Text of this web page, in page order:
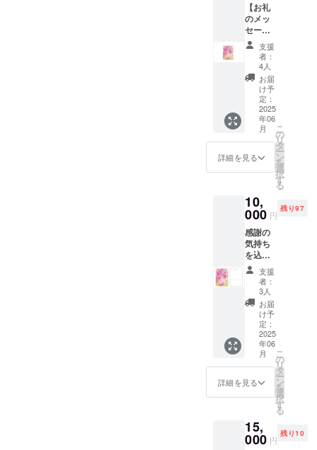
【お礼
のメッ
セー
ジ】 感
謝の気
持ちを
込め
て、
LaLuna
助産院
のロゴ
のスッ
テカー
を郵送
させて
いただ
す。５
センチ×
８セン
チ
支援
者：
4人
お届
け予
定：
2025
年06
月
詳細を見る
こ
の
リ
タ
ー
ン
を
選
択
す
る
10,
000 円
残り97
感謝の
気持ち
を込め
て、La
Luna助
産院の
ロゴの
ポスト
カード
を郵送
させて
いただ
きま
す。100
㎜×148
㎜
支援
者：
3人
お届
け予
定：
2025
年06
月
詳細を見る
こ
の
リ
タ
ー
ン
を
選
択
す
る
15,
000 円
残り10